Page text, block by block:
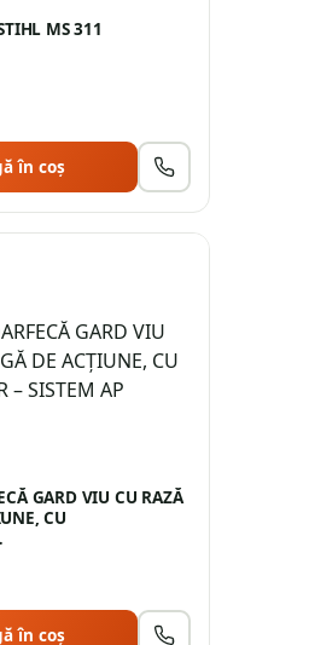
MS 311
în coș
GARD VIU CU RAZĂ
CU
în coș